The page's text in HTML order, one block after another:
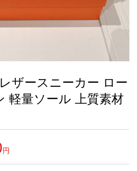
ザースニーカー ロー
軽量ソール 上質素材
円